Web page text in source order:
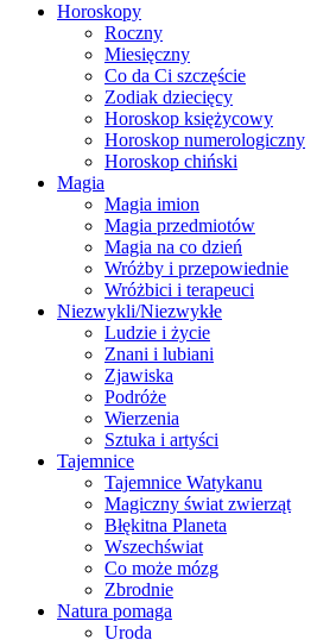
Horoskopy
Roczny
Miesięczny
Co da Ci szczęście
Zodiak dziecięcy
Horoskop księżycowy
Horoskop numerologiczny
Horoskop chiński
Magia
Magia imion
Magia przedmiotów
Magia na co dzień
Wróżby i przepowiednie
Wróżbici i terapeuci
Niezwykli/Niezwykłe
Ludzie i życie
Znani i lubiani
Zjawiska
Podróże
Wierzenia
Sztuka i artyści
Tajemnice
Tajemnice Watykanu
Magiczny świat zwierząt
Błękitna Planeta
Wszechświat
Co może mózg
Zbrodnie
Natura pomaga
Uroda